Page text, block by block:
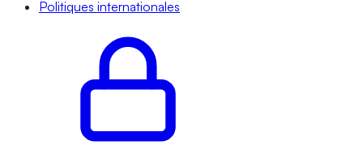
Politiques internationales